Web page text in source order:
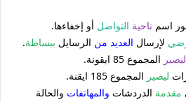
اسم ناحية التواصل أو إخفاءها.
لإرسال العديد من الرسايل ببساطة.
ليصير المجموع 85 ايقونة.
ليصير المجموع 185 ايقنة.
مقدمة الدردشات والمهاتفات والحالة